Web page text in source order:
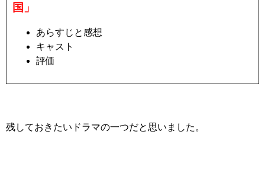
国」
あらすじと感想
キャスト
評価
残しておきたいドラマの一つだと思いました。